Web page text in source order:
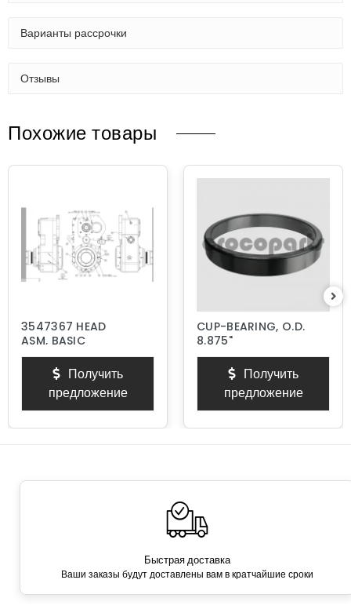
Варианты рассрочки
Отзывы
Похожие товары
3547367 HEAD
ASM, BASIC
Получить
предложение
CUP-BEARING, O.D.
8.875"
Получить
предложение
Быстрая доставка
Ваши заказы будут доставлены вам в кратчайшие сроки